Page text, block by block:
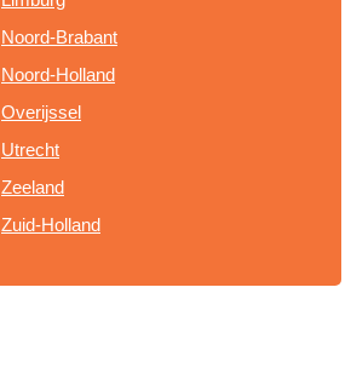
Noord-Brabant
Noord-Holland
Overijssel
Utrecht
Zeeland
Zuid-Holland